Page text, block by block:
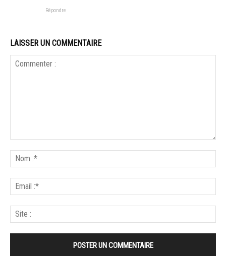
Répondre
LAISSER UN COMMENTAIRE